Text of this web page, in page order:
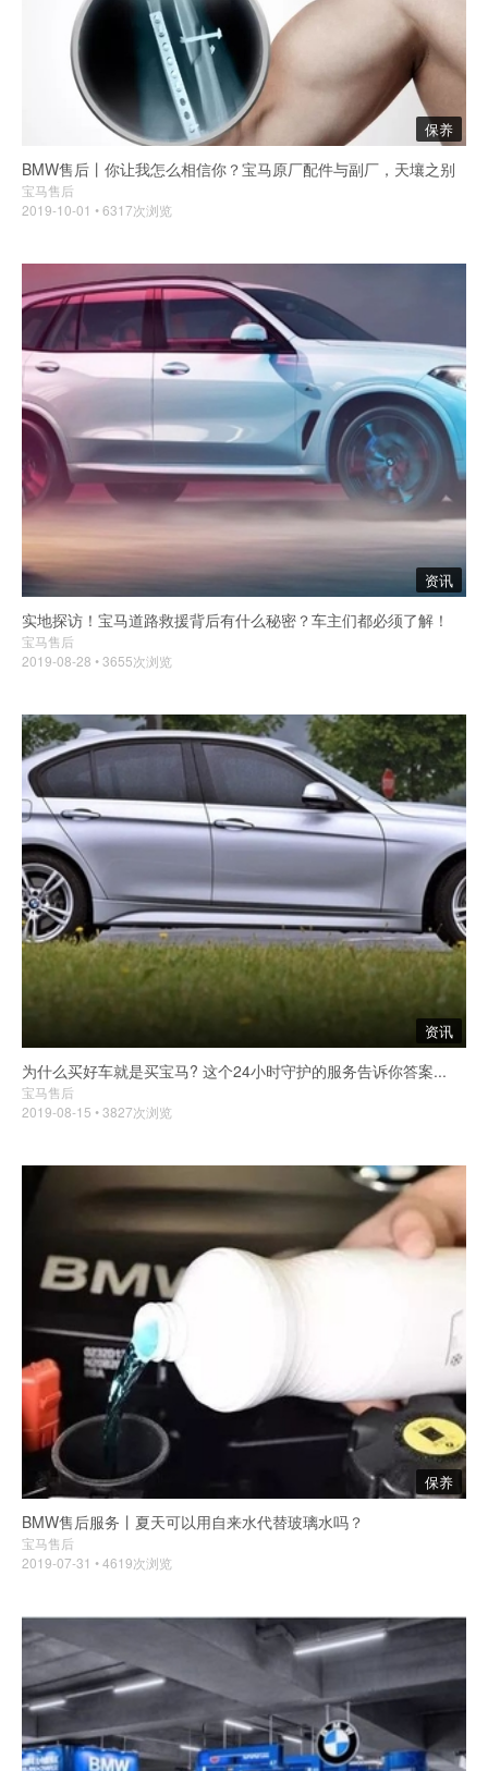
保养
BMW售后丨你让我怎么相信你？宝马原厂配件与副厂，天壤之别
宝马售后
2019-10-01 • 6317次浏览
资讯
实地探访！宝马道路救援背后有什么秘密？车主们都必须了解！
宝马售后
2019-08-28 • 3655次浏览
资讯
为什么买好车就是买宝马? 这个24小时守护的服务告诉你答案...
宝马售后
2019-08-15 • 3827次浏览
保养
BMW售后服务丨夏天可以用自来水代替玻璃水吗？
宝马售后
2019-07-31 • 4619次浏览